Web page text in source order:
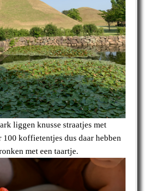
liggen knusse straatjes met
100 koffietentjes dus daar hebben
met een taartje.